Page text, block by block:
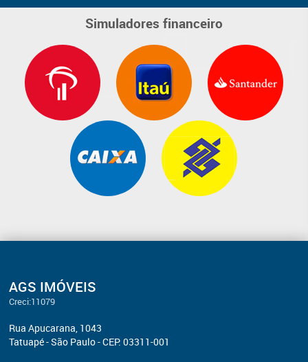
Simuladores financeiro
AGS IMÓVEIS
Creci:11079
Rua Apucarana, 1043
Tatuapé - São Paulo - CEP: 03311-001